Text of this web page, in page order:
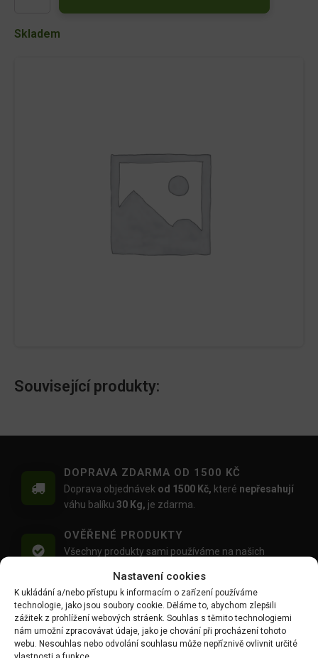
Nastavení cookies
K ukládání a/nebo přístupu k informacím o zařízení používáme
technologie, jako jsou soubory cookie. Děláme to, abychom zlepšili
zážitek z prohlížení webových stráenk. Souhlas s těmito technologiemi
nám umožní zpracovávat údaje, jako je chování při procházení tohoto
webu. Nesouhlas nebo odvolání souhlasu může nepříznivě ovlivnit určité
vlastnosti a funkce.
150l
Skladem
Související produkty:
DOPRAVA ZDARMA OD 1500 KČ
Doprava objednávek od 1500 Kč, které nepřesahují
váhu balíku 30 Kg, je zdarma.
OVĚŘENÉ PRODUKTY
Všechny produkty sami používáme na našich
MOŽNOST OSOBNÍHO ODBĚRU
Objednávku si můžete i vyzvednout zdarma na
výdejním místě Mlýnská 59, Ruda, 27101